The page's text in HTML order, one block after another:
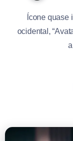
Ícone quase
ocidental,